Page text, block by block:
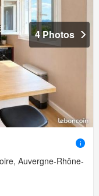
4 Photos
Auvergne-Rhône-